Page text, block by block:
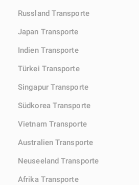
Russland Transporte
Japan Transporte
Indien Transporte
Türkei Transporte
Singapur Transporte
Südkorea Transporte
Vietnam Transporte
Australien Transporte
Neuseeland Transporte
Afrika Transporte